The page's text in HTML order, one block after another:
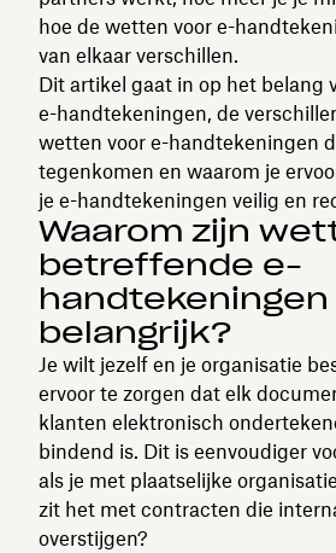
hoe de wetten voor e-
van elkaar verschillen.
Dit artikel gaat in op het belang
e-handtekeningen, de
wetten voor e-handtekeningen
tegenkomen en waarom je
je e-handtekeningen veilig en
Waarom zijn
betreffende e-
handtekeningen
belangrijk?
Je wilt jezelf en je organisatie
ervoor te zorgen dat elk
klanten elektronisch
bindend is. Dit is eenvoudiger
als je met plaatselijke
zit het met contracten die
overstijgen?